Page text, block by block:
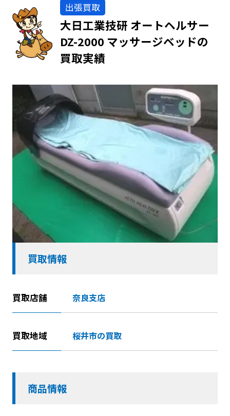
出張買取
大日工業技研 オートヘルサー
DZ-2000 マッサージベッドの
買取実績
買取情報
買取店舗 奈良支店
買取地域 桜井市の買取
商品情報